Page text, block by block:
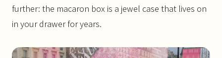
further: the macaron box is a jewel case that lives on
in your drawer for years.